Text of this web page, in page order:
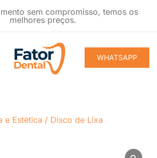
sem compromisso, temos os
melhores preços.
WHATSAPP
e Estética / Disco de Lixa